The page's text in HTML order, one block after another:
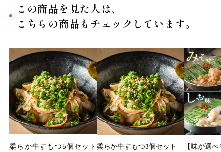
この商品を見た人は、
こちらの商品もチェックしています。
柔らか牛すもつ5個セット 柔らか牛すもつ3個セット
【味が選